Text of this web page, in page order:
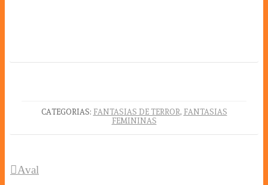
CATEGORIAS: FANTASIAS DE TERROR, FANTASIAS
FEMININAS
Aval